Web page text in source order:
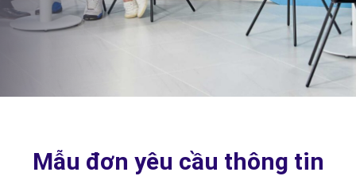
Mẫu đơn yêu cầu thông tin